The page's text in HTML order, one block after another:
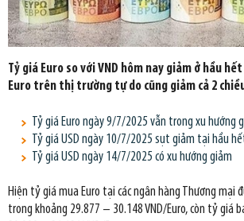
Tỷ giá Euro so với VND hôm nay giảm ở hầu
Euro trên thị trường tự do cũng giảm cả 2
Tỷ giá Euro ngày 9/7/2025 vẫn trong xu hướng
Tỷ giá USD ngày 10/7/2025 sụt giảm tại hầu
Tỷ giá USD ngày 14/7/2025 có xu hướng giảm
Hiện tỷ giá mua Euro tại các ngân hàng Thương mại
trong khoảng 29.877 – 30.148 VND/Euro, còn tỷ giá